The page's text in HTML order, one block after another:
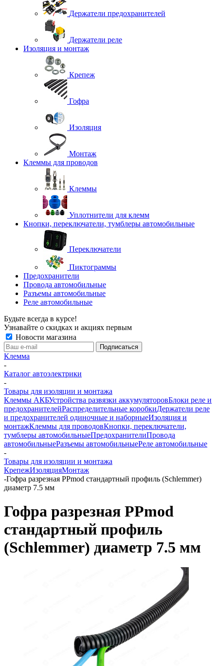
Держатели предохранителей
Держатели реле
Изоляция и монтаж
Крепеж
Гофра
Изоляция
Монтаж
Клеммы для проводов
Клеммы
Уплотнители для клемм
Кнопки, переключатели, тумблеры автомобильные
Переключатели
Пиктограммы
Предохранители
Провода автомобильные
Разъемы автомобильные
Реле автомобильные
Будьте всегда в курсе!
Узнавайте о скидках и акциях первым
Новости магазина
Клемма
-
Каталог автоэлектрики
-
Товары для изоляции и монтажа
Клеммы АКБУстройства развязки аккумуляторовБлоки реле и
предохранителейРаспределительные коробкиДержатели реле
и предохранителей одиночные и наборныеИзоляция и
монтажКлеммы для проводовКнопки, переключатели,
тумблеры автомобильныеПредохранителиПровода
автомобильныеРазъемы автомобильныеРеле автомобильные
-
Товары для изоляции и монтажа
КрепежИзоляцияМонтаж
-Гофра разрезная PPmod стандартный профиль (Schlemmer)
диаметр 7.5 мм
Гофра разрезная PPmod
стандартный профиль
(Schlemmer) диаметр 7.5 мм